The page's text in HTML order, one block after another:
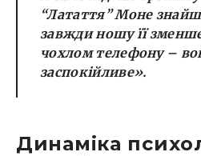
“Латаття” Моне
завжди ношу її
чохлом телефону –
заспокійливе».
Динаміка